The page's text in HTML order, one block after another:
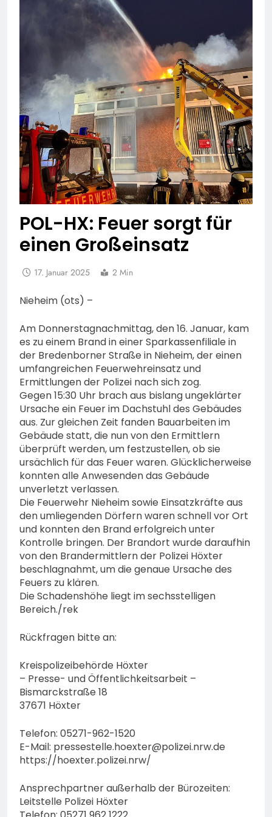
POL-HX: Feuer sorgt für
einen Großeinsatz
17. Januar 2025 2 Min
Nieheim (ots) –
Am Donnerstagnachmittag, den 16. Januar, kam
es zu einem Brand in einer Sparkassenfiliale in
der Bredenborner Straße in Nieheim, der einen
umfangreichen Feuerwehreinsatz und
Ermittlungen der Polizei nach sich zog.
Gegen 15:30 Uhr brach aus bislang ungeklärter
Ursache ein Feuer im Dachstuhl des Gebäudes
aus. Zur gleichen Zeit fanden Bauarbeiten im
Gebäude statt, die nun von den Ermittlern
überprüft werden, um festzustellen, ob sie
ursächlich für das Feuer waren. Glücklicherweise
konnten alle Anwesenden das Gebäude
unverletzt verlassen.
Die Feuerwehr Nieheim sowie Einsatzkräfte aus
den umliegenden Dörfern waren schnell vor Ort
und konnten den Brand erfolgreich unter
Kontrolle bringen. Der Brandort wurde daraufhin
von den Brandermittlern der Polizei Höxter
beschlagnahmt, um die genaue Ursache des
Feuers zu klären.
Die Schadenshöhe liegt im sechsstelligen
Bereich./rek
Rückfragen bitte an:
Kreispolizeibehörde Höxter
– Presse- und Öffentlichkeitsarbeit –
Bismarckstraße 18
37671 Höxter
Telefon: 05271-962-1520
E-Mail: pressestelle.hoexter@polizei.nrw.de
https://hoexter.polizei.nrw/
Ansprechpartner außerhalb der Bürozeiten:
Leitstelle Polizei Höxter